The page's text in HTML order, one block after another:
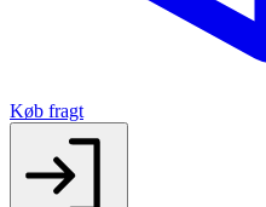
Køb fragt